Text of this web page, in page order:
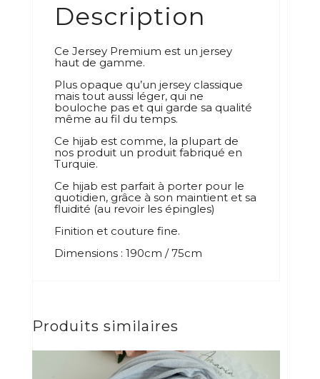
Description
Ce Jersey Premium est un jersey
haut de gamme.
Plus opaque qu’un jersey classique
mais tout aussi léger, qui ne
bouloche pas et qui garde sa qualité
même au fil du temps.
Ce hijab est comme, la plupart de
nos produit un produit fabriqué en
Turquie.
Ce hijab est parfait à porter pour le
quotidien, grâce à son maintient et sa
fluidité (au revoir les épingles)
Finition et couture fine.
Dimensions : 190cm / 75cm
Produits similaires